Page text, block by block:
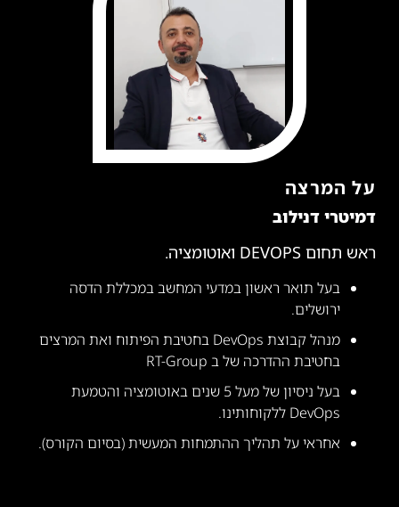
על המרצה
דמיטרי דנילוב
ראש תחום DEVOPS ואוטומציה.
בעל תואר ראשון במדעי המחשב במכללת הדסה
ירושלים.
מנהל קבוצת DevOps בחטיבת הפיתוח ואת המרצים
בחטיבת ההדרכה של ב RT-Group
בעל ניסיון של מעל 5 שנים באוטומציה והטמעת
DevOps ללקוחותינו.
אחראי על תהליך ההתמחות המעשית (בסיום הקורס).